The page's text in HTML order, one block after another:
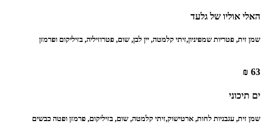
האלי אוליו של גלעד
שמן זית, פטריות שמפיניון,‏זיתי קלמטה, יין לבן, שום, פטרוזיליה, בזיליקום ופרמזן
63 ₪
ים תיכוני
‏שמן זית, עגבניות לחות, ארטישוק,‏זיתי קלמטה, שום, בזיליקום, פרמזן ופטה כבשים